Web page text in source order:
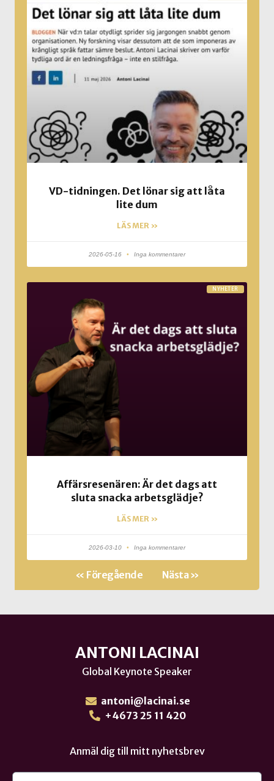
VD-tidningen. Det lönar sig att låta
lite dum
LÄS MER »
2026-05-16 Inga kommentarer
NYHETER
Affärsresenären: Är det dags att
sluta snacka arbetsglädje?
LÄS MER »
2026-03-10 Inga kommentarer
« Föregående Nästa »
ANTONI LACINAI
Global Keynote Speaker
antoni@lacinai.se
+4673 25 11 420
Anmäl dig till mitt nyhetsbrev